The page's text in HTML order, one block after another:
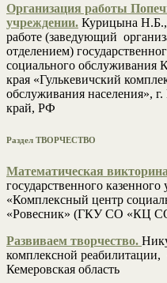
Организация работы
учреждении. Курицына Н.Б.,
работе (заведующий
отделением)
социального обслуживания
края «Гулькевичский
обслуживания населения»,
край, РФ
Раздел ТВОРЧЕСТВО
Математическая
государственного
«Комплексный центр
«Ровесник» (ГКУ СО «КЦ
Развиваем творчество.
комплексной
Кемеровская область